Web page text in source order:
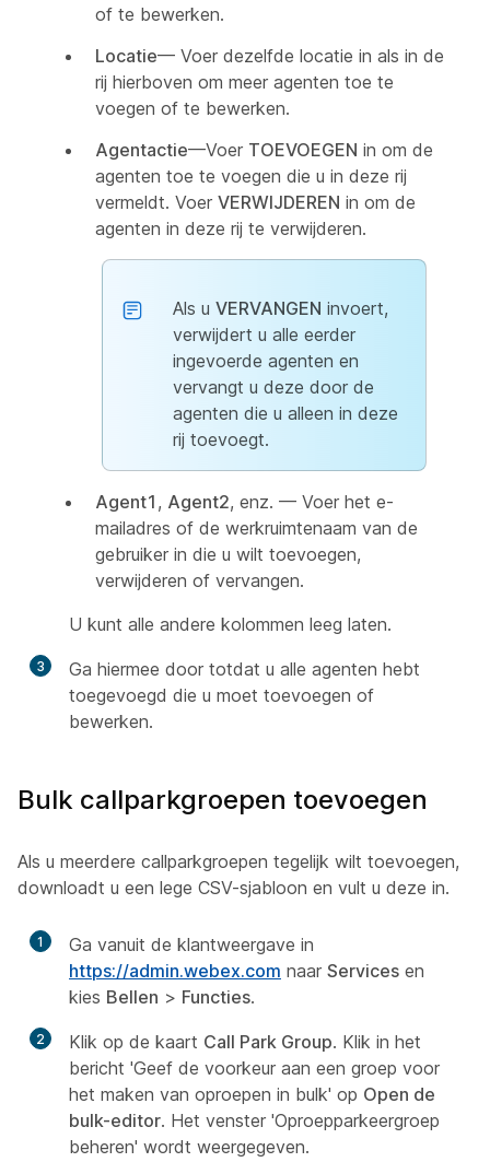
of te bewerken.
Locatie— Voer dezelfde locatie in als in de
rij hierboven om meer agenten toe te
voegen of te bewerken.
Agentactie—Voer TOEVOEGEN in om de
agenten toe te voegen die u in deze rij
vermeldt. Voer VERWIJDEREN in om de
agenten in deze rij te verwijderen.
Als u VERVANGEN invoert,
verwijdert u alle eerder
ingevoerde agenten en
vervangt u deze door de
agenten die u alleen in deze
rij toevoegt.
Agent1 , Agent2, enz. — Voer het e-
mailadres of de werkruimtenaam van de
gebruiker in die u wilt toevoegen,
verwijderen of vervangen.
U kunt alle andere kolommen leeg laten.
3
Ga hiermee door totdat u alle agenten hebt
toegevoegd die u moet toevoegen of
bewerken.
Bulk callparkgroepen toevoegen
Als u meerdere callparkgroepen tegelijk wilt toevoegen,
downloadt u een lege CSV-sjabloon en vult u deze in.
1
Ga vanuit de klantweergave in
https://admin.webex.com naar Services en
kies Bellen > Functies.
2 Klik op de kaart Call Park Group. Klik in het
bericht 'Geef de voorkeur aan een groep voor
het maken van oproepen in bulk' op Open de
bulk-editor. Het venster 'Oproepparkeergroep
beheren' wordt weergegeven.